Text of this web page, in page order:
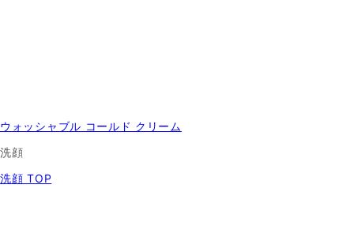
ウォッシャブル コールド クリーム
洗顔
洗顔 TOP